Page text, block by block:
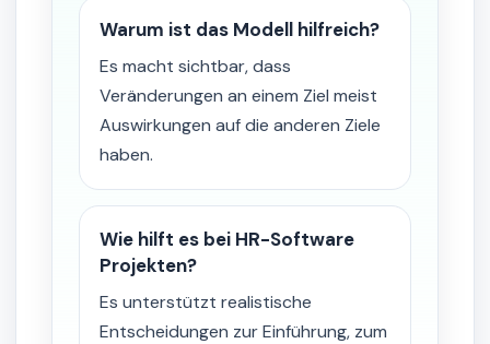
Warum ist das Modell hilfreich?
Es macht sichtbar, dass
Veränderungen an einem Ziel meist
Auswirkungen auf die anderen Ziele
haben.
Wie hilft es bei HR-Software
Projekten?
Es unterstützt realistische
Entscheidungen zur Einführung, zum